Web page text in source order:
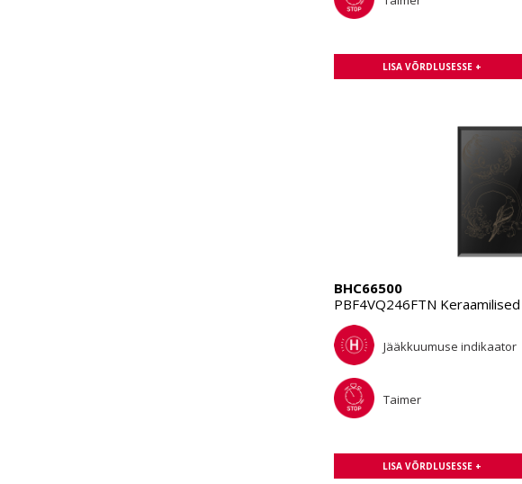
LISA VÕRDLUSESSE +
BHC66500
PBF4VQ246FTN Keraamilised
Jääkkuumuse indikaator
Taimer
LISA VÕRDLUSESSE +